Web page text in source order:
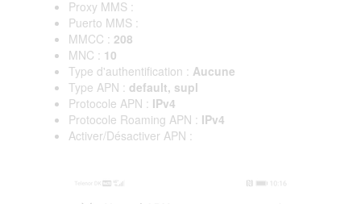
Proxy MMS :
Puerto MMS :
MMCC : 208
MNC : 10
Type d'authentification : Aucune
Type APN : default, supl
Protocole APN : IPv4
Protocole Roaming APN : IPv4
Activer/Désactiver APN :